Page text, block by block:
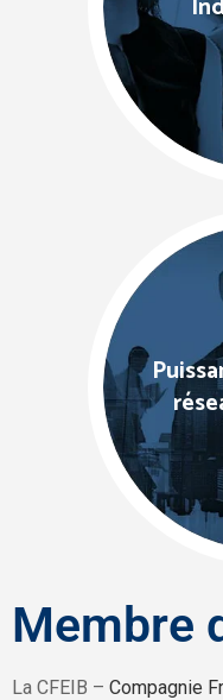
Membre
La CFEIB – Compagnie